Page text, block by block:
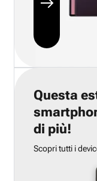
Questa
di più!
Scopri tutti i